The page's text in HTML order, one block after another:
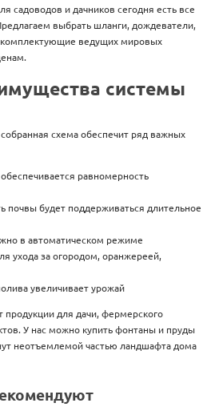
садоводов и дачников сегодня есть все
выбрать шланги, дождеватели,
ведущих мировых
системы
схема обеспечит ряд важных
равномерность
почвы будет поддерживаться длительное
в автоматическом режиме
ухода за огородом, оранжереей,
увеличивает урожай
для дачи, фермерского
У нас можно купить фонтаны и пруды
неотъемлемой частью ландшафта дома